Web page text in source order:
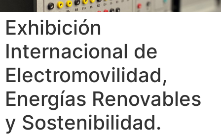
Exhibición
Internacional de
Electromovilidad,
Energías Renovables
y Sostenibilidad.